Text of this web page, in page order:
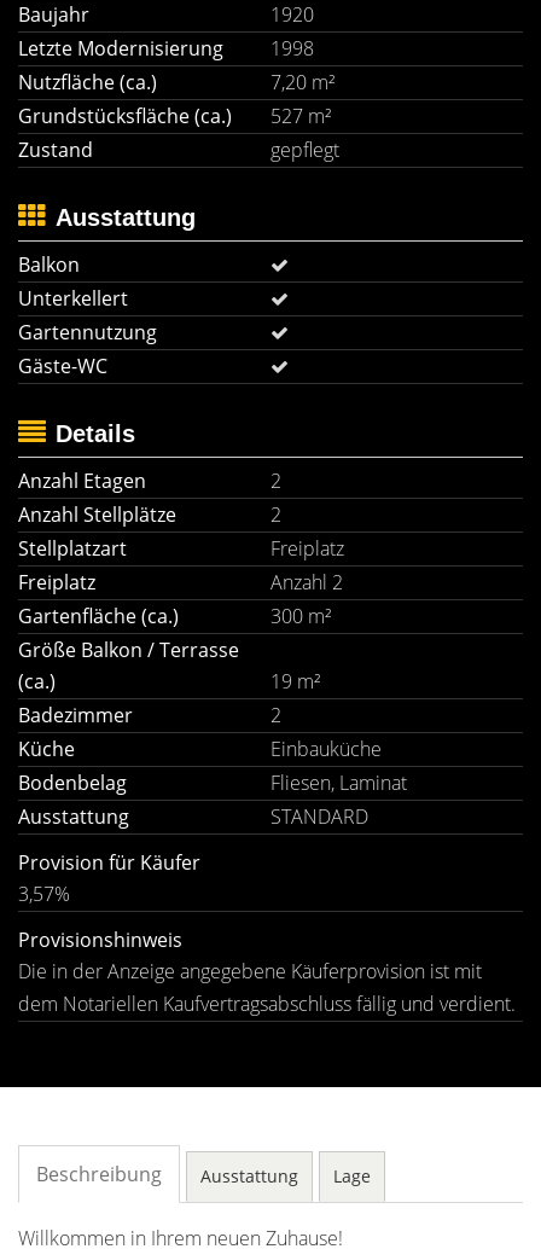
Baujahr
1920
Letzte Modernisierung
1998
Nutzfläche (ca.)
7,20 m²
Grundstücksfläche (ca.)
527 m²
Zustand
gepflegt
Ausstattung
Balkon
Unterkellert
Gartennutzung
Gäste-WC
Details
Anzahl Etagen
2
Anzahl Stellplätze
2
Stellplatzart
Freiplatz
Freiplatz
Anzahl 2
Gartenfläche (ca.)
300 m²
Größe Balkon / Terrasse
(ca.)
19 m²
Badezimmer
2
Küche
Einbauküche
Bodenbelag
Fliesen, Laminat
Ausstattung
STANDARD
Provision für Käufer
3,57%
Provisionshinweis
Die in der Anzeige angegebene Käuferprovision ist mit
dem Notariellen Kaufvertragsabschluss fällig und verdient.
Beschreibung Ausstattung Lage
Willkommen in Ihrem neuen Zuhause!